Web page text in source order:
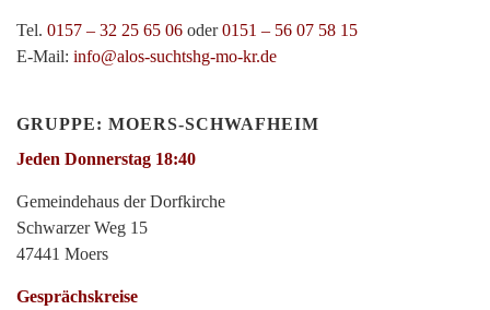
Tel. 0157 – 32 25 65 06 oder0151 – 56 07 58 15
E-Mail: info@alos-suchtshg-mo-kr.de
GRUPPE: MOERS-SCHWAFHEIM
Jeden Donnerstag 18:40
Gemeindehaus der Dorfkirche
Schwarzer Weg 15
47441 Moers
Gesprächskreise